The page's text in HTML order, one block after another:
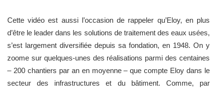
Cette vidéo est aussi l’occasion de rappeler qu’Eloy, en plus
d’être le leader dans les solutions de traitement des eaux usées,
s’est largement diversifiée depuis sa fondation, en 1948. On y
zoome sur quelques-unes des réalisations parmi des centaines
– 200 chantiers par an en moyenne – que compte Eloy dans le
secteur des infrastructures et du bâtiment. Comme, par